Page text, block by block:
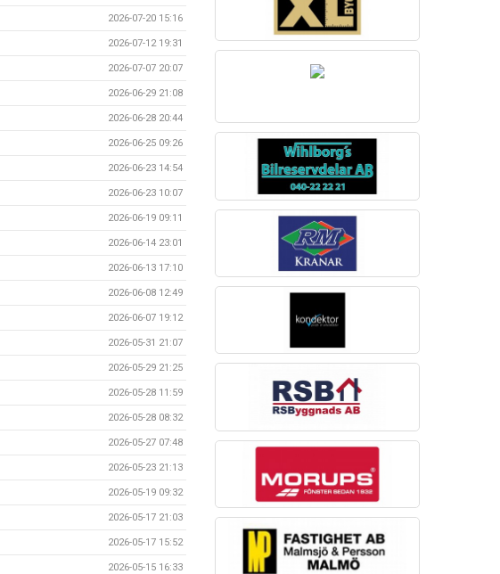
2026-07-20 15:16
2026-07-12 19:31
2026-07-07 20:07
2026-06-29 21:08
2026-06-28 20:44
2026-06-25 09:26
2026-06-23 14:54
2026-06-23 10:07
2026-06-19 09:11
2026-06-14 23:01
2026-06-13 17:10
2026-06-08 12:49
2026-06-07 19:12
2026-05-31 21:07
2026-05-29 21:25
2026-05-28 11:59
2026-05-28 08:32
2026-05-27 07:48
2026-05-23 21:13
2026-05-19 09:32
2026-05-17 21:03
2026-05-17 15:52
2026-05-15 16:33